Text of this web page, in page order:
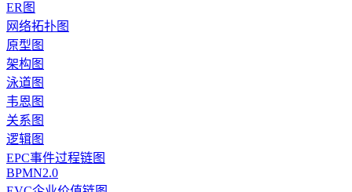
ER图
网络拓扑图
原型图
架构图
泳道图
韦恩图
关系图
逻辑图
EPC事件过程链图
BPMN2.0